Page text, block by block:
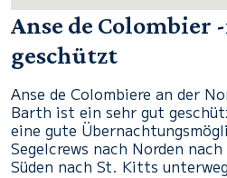
Anse de
geschützt
Anse de Colombiere an der
Barth ist ein sehr gut
eine gute
Segelcrews nach Norden
Süden nach St. Kitts